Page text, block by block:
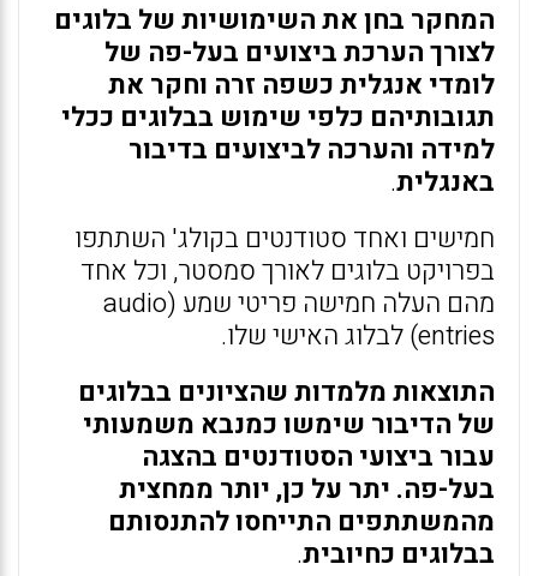
המחקר בחן את השימושיות של בלוגים
לצורך הערכת ביצועים בעל-פה של
לומדי אנגלית כשפה זרה וחקר את
תגובותיהם כלפי שימוש בבלוגים ככלי
למידה והערכה לביצועים בדיבור
באנגלית.
חמישים ואחד סטודנטים בקולג' השתתפו
בפרויקט בלוגים לאורך סמסטר, וכל אחד
מהם העלה חמישה פריטי שמע (audio
entries) לבלוג האישי שלו.
התוצאות מלמדות שהציונים בבלוגים
של הדיבור שימשו כמנבא משמעותי
עבור ביצועי הסטודנטים בהצגה
בעל-פה. יתר על כן, יותר ממחצית
מהמשתתפים התייחסו להתנסותם
בבלוגים כחיובית.